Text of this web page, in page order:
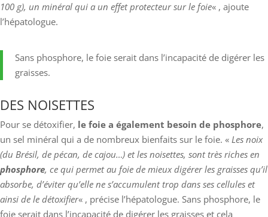
100 g), un minéral qui a un effet protecteur sur le foie« , ajoute
l’hépatologue.
Sans phosphore, le foie serait dans l’incapacité de digérer les
graisses.
DES NOISETTES
Pour se détoxifier, le foie a également besoin de phosphore,
un sel minéral qui a de nombreux bienfaits sur le foie. « Les noix
(du Brésil, de pécan, de cajou…) et les noisettes, sont très riches en
phosphore, ce qui permet au foie de mieux digérer les graisses qu’il
absorbe, d’éviter qu’elle ne s’accumulent trop dans ses cellules et
ainsi de le détoxifier« , précise l’hépatologue. Sans phosphore, le
foie serait dans l’incapacité de digérer les graisses et cela